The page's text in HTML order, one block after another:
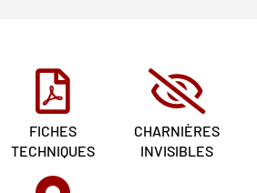
FICHES
TECHNIQUES
CHARNIÈRES
INVISIBLES